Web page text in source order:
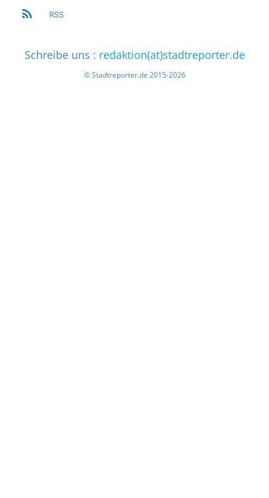
RSS
Schreibe uns : redaktion(at)stadtreporter.de
© Stadtreporter.de 2015-2026